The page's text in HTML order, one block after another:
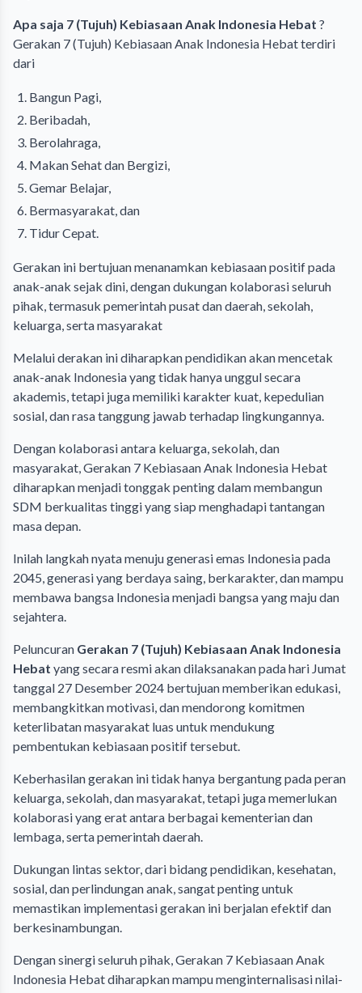
Apa saja 7 (Tujuh) Kebiasaan Anak Indonesia Hebat ?
Gerakan 7 (Tujuh) Kebiasaan Anak Indonesia Hebat terdiri
dari
Bangun Pagi,
Beribadah,
Berolahraga,
Makan Sehat dan Bergizi,
Gemar Belajar,
Bermasyarakat, dan
Tidur Cepat.
Gerakan ini bertujuan menanamkan kebiasaan positif pada
anak-anak sejak dini, dengan dukungan kolaborasi seluruh
pihak, termasuk pemerintah pusat dan daerah, sekolah,
keluarga, serta masyarakat
Melalui derakan ini diharapkan pendidikan akan mencetak
anak-anak Indonesia yang tidak hanya unggul secara
akademis, tetapi juga memiliki karakter kuat, kepedulian
sosial, dan rasa tanggung jawab terhadap lingkungannya.
Dengan kolaborasi antara keluarga, sekolah, dan
masyarakat, Gerakan 7 Kebiasaan Anak Indonesia Hebat
diharapkan menjadi tonggak penting dalam membangun
SDM berkualitas tinggi yang siap menghadapi tantangan
masa depan.
Inilah langkah nyata menuju generasi emas Indonesia pada
2045, generasi yang berdaya saing, berkarakter, dan mampu
membawa bangsa Indonesia menjadi bangsa yang maju dan
sejahtera.
Peluncuran Gerakan 7 (Tujuh) Kebiasaan Anak Indonesia
Hebat yang secara resmi akan dilaksanakan pada hari Jumat
tanggal 27 Desember 2024 bertujuan memberikan edukasi,
membangkitkan motivasi, dan mendorong komitmen
keterlibatan masyarakat luas untuk mendukung
pembentukan kebiasaan positif tersebut.
Keberhasilan gerakan ini tidak hanya bergantung pada peran
keluarga, sekolah, dan masyarakat, tetapi juga memerlukan
kolaborasi yang erat antara berbagai kementerian dan
lembaga, serta pemerintah daerah.
Dukungan lintas sektor, dari bidang pendidikan, kesehatan,
sosial, dan perlindungan anak, sangat penting untuk
memastikan implementasi gerakan ini berjalan efektif dan
berkesinambungan.
Dengan sinergi seluruh pihak, Gerakan 7 Kebiasaan Anak
Indonesia Hebat diharapkan mampu menginternalisasi nilai-